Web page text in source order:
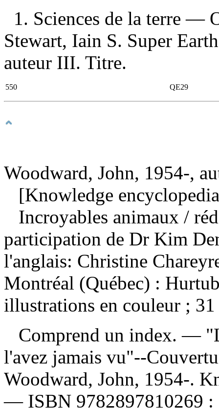
1. Sciences de la terre —
Stewart, Iain S. Super
auteur III. Titre.
550 QE29
Woodward, John, 1954-,
[Knowledge
Incroyables animaux /
participation de Dr Kim
l'anglais: Christine
Montréal (Québec) :
illustrations en couleur ;
Comprend un index. —
l'avez jamais vu"--
Woodward, John, 1954-.
— ISBN 9782897810269 :